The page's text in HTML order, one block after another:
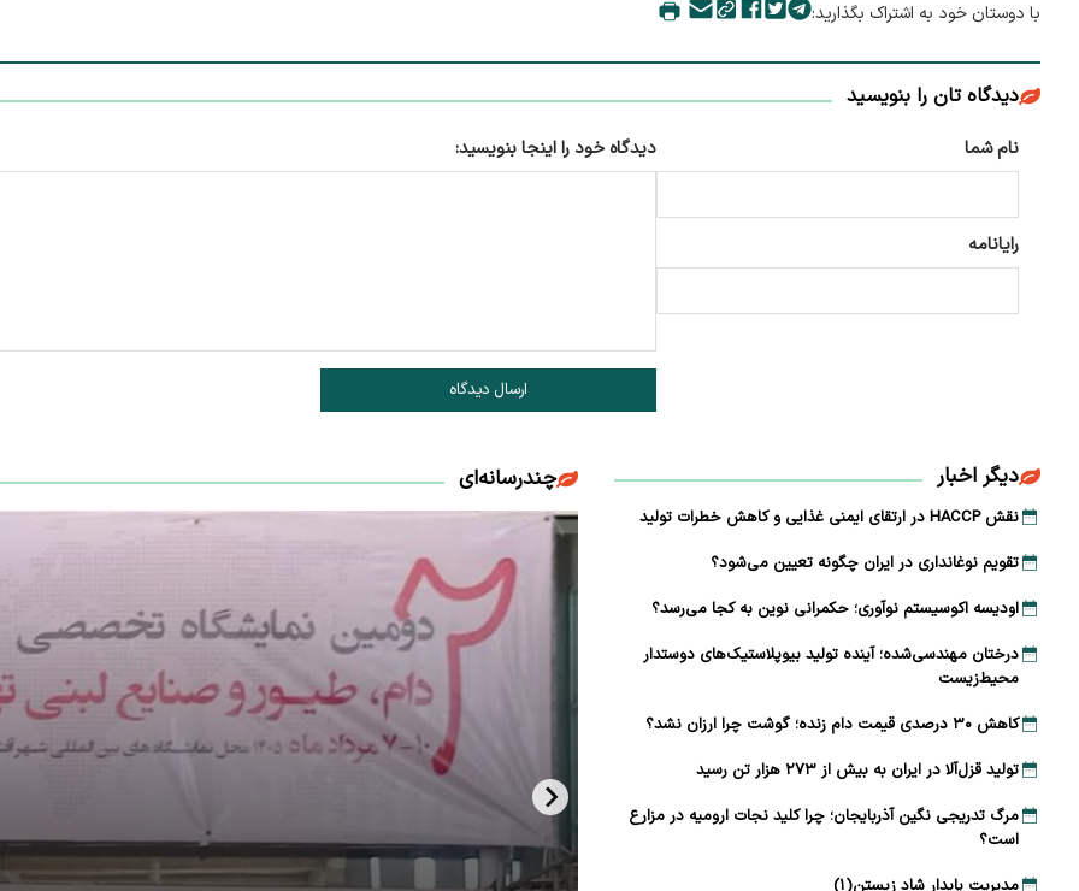
با دوستان خود به اشتراک بگذارید:
دیدگاه تان را بنویسید
نام شما
رایانامه
دیدگاه خود را اینجا بنویسید:
ارسال دیدگاه
دیگر اخبار
نقش HACCP در ارتقای ایمنی غذایی و کاهش خطرات تولید
تقویم نوغانداری در ایران چگونه تعیین می‌شود؟
اودیسه اکوسیستم نوآوری؛ حکمرانی نوین به کجا می‌رسد؟
درختان مهندسی‌شده؛ آینده تولید بیوپلاستیک‌های دوستدار
محیط‌زیست
کاهش ۳۰ درصدی قیمت دام زنده؛ گوشت چرا ارزان نشد؟
تولید قزل‌آلا در ایران به بیش از ۲۷۳ هزار تن رسید
مرگ تدریجی نگین آذربایجان؛ چرا کلید نجات ارومیه در مزارع
است؟
مدیریت پایدار شاد زیستن(۱)
چندرسانه‌ای